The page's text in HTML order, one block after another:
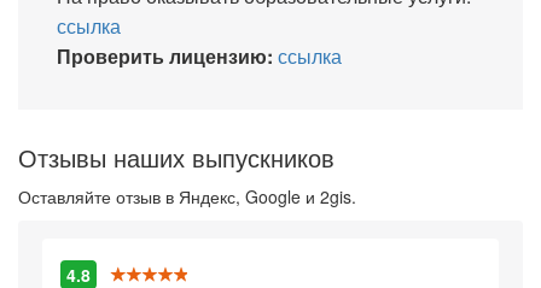
ссылка
Проверить лицензию: ссылка
Отзывы наших выпускников
Оставляйте отзыв в Яндекс, Google и 2gis.
4.8